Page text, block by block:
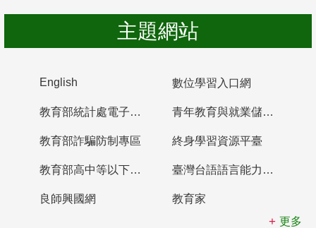
主題網站
English 數位學習入口網
教育部統計處電子書櫃 青年教育與就業儲蓄帳戶
教育部詐騙防制專區 終身學習資源平臺
教育部高中等以下學校及幼兒園教師資格檢定考試 臺灣台語語言能力認證網站
良師興國網
教育家
更多